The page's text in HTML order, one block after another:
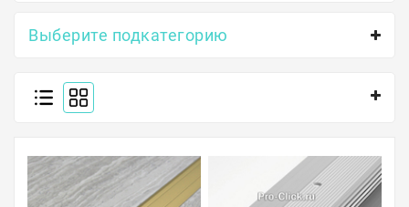
Плинтуса
Обводы для труб
Крепёж и крепления
Выберите подкатегорию